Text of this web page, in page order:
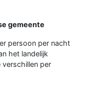
gemeente
persoon per nacht
het landelijk
per